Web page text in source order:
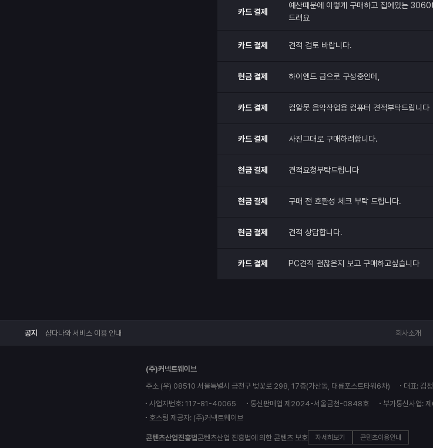
카드 결제
예산때문에 이렇게 구매하고 집에있는
드려요
카드 결제 견적 검토 바랍니다.
현금 결제 하이엔드 급으로 구성중인데,
카드 결제 컴알못 음악작업용 컴퓨터 견적부탁드립니다
카드 결제 사진그대로 구매하려합니다.
현금 결제 견적요청부탁드립니다
현금 결제 구매 전 호환성 체크 부탁 드립니다.
현금 결제 견적 상담합니다.
카드 결제 PC견적 괜찮은지 보고 구매하고싶습니다
공지 샵다나와 서비스 이용 안내 회사소개
(주)커넥트웨이브
주소 (우) 08510 서울특별시 금천구 벚꽃로 298, 17층(가산동, 대륭포스트타워6차)
대표: 김
사업자번호: 117-81-40065
통신판매업 제2024-서울금천-0848호 부가통신사업:
호스팅 제공자: (주)커넥트웨이브
콘텐츠산업진흥법콘텐츠산업 진흥법에 의한 콘텐츠 보호 자세히보기 콘텐츠이용안내